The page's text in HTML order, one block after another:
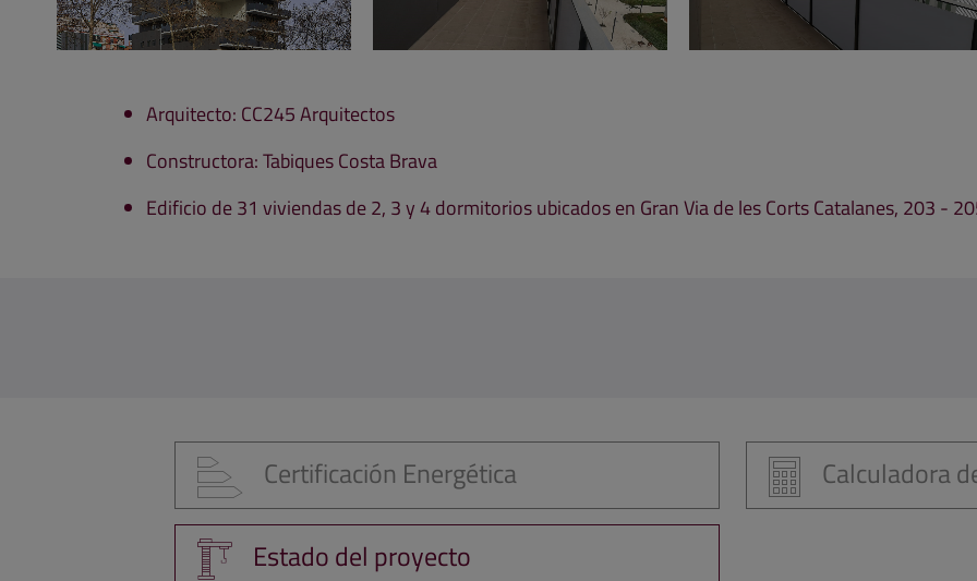
Arquitecto: CC245 Arquitectos
Constructora: Tabiques Costa Brava
Edificio de 31 viviendas de 2, 3 y 4 dormitorios ubicados en Gran Via de les Corts Catalanes, 203 -
Certificación Energética
Estado del proyecto
Calculadora